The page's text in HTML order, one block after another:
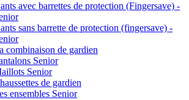
avec barrettes de protection (Fingersave) -
sans barrette de protection (fingersave) -
combinaison de gardien
Senior
Senior
de gardien
ensembles Senior